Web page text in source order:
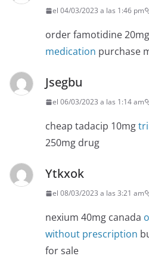
el 04/03/2023 a las 1:46 pm
order famotidine
medication purchase
Jsegbu
el 06/03/2023 a las 1:14 am
cheap tadacip 10mg
250mg drug
Ytkxok
el 08/03/2023 a las 3:21 am
nexium 40mg canada
without prescription
for sale